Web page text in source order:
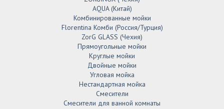
AQUA (Китай)
Комбинированные мойки
Florentina Комби (Россия/Турция)
ZorG GLASS (Чехия)
Прямоугольные мойки
Круглые мойки
Двойные мойки
Угловая мойка
Нестандартная мойка
Смесители
Смесители для ванной комнаты